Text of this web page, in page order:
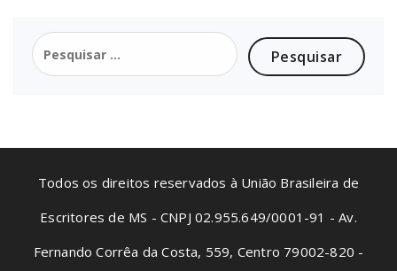
Todos os direitos reservados à União Brasileira de
Escritores de MS - CNPJ 02.955.649/0001-91 - Av.
Fernando Corrêa da Costa, 559, Centro 79002-820 -